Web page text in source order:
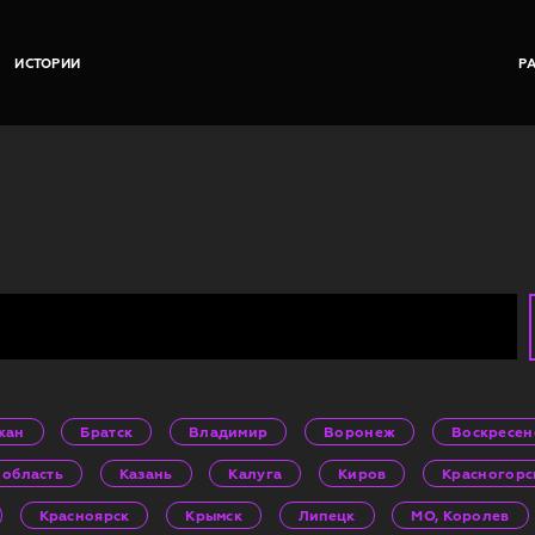
ИСТОРИИ
Братск Владимир Воронеж
Казань Калуга Киров
Красноярск Крымск Липецк МО, Королев